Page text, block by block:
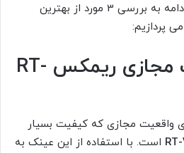
استفاده آن لذت ببرید، در ادامه به بررسی 3 مورد از بهترین
پردازیم:
1-عینک واقعیت مجازی ریمکس RT-
واقعیت مجازی که کیفیت بسیار
RT- است. با استفاده از این عینک به